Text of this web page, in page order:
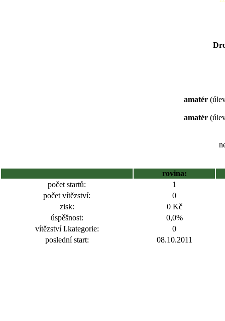
amatér
amatér
rovina:
počet startů:
1
počet vítězství:
0
zisk:
0 Kč
úspěšnost:
0,0%
vítězství I.kategorie:
0
poslední start:
08.10.2011